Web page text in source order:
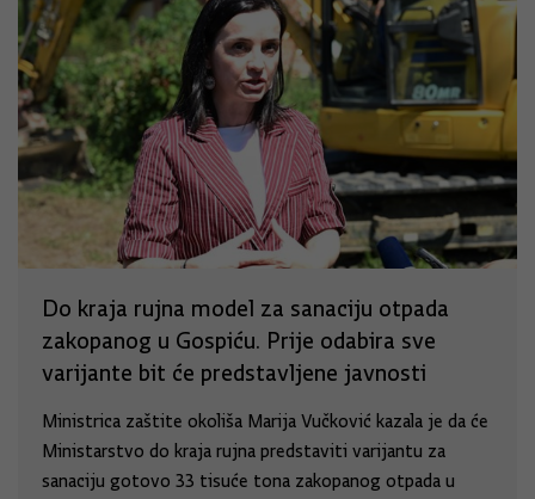
Do kraja rujna model za sanaciju otpada
zakopanog u Gospiću. Prije odabira sve
varijante bit će predstavljene javnosti
Ministrica zaštite okoliša Marija Vučković kazala je da će
Ministarstvo do kraja rujna predstaviti varijantu za
sanaciju gotovo 33 tisuće tona zakopanog otpada u